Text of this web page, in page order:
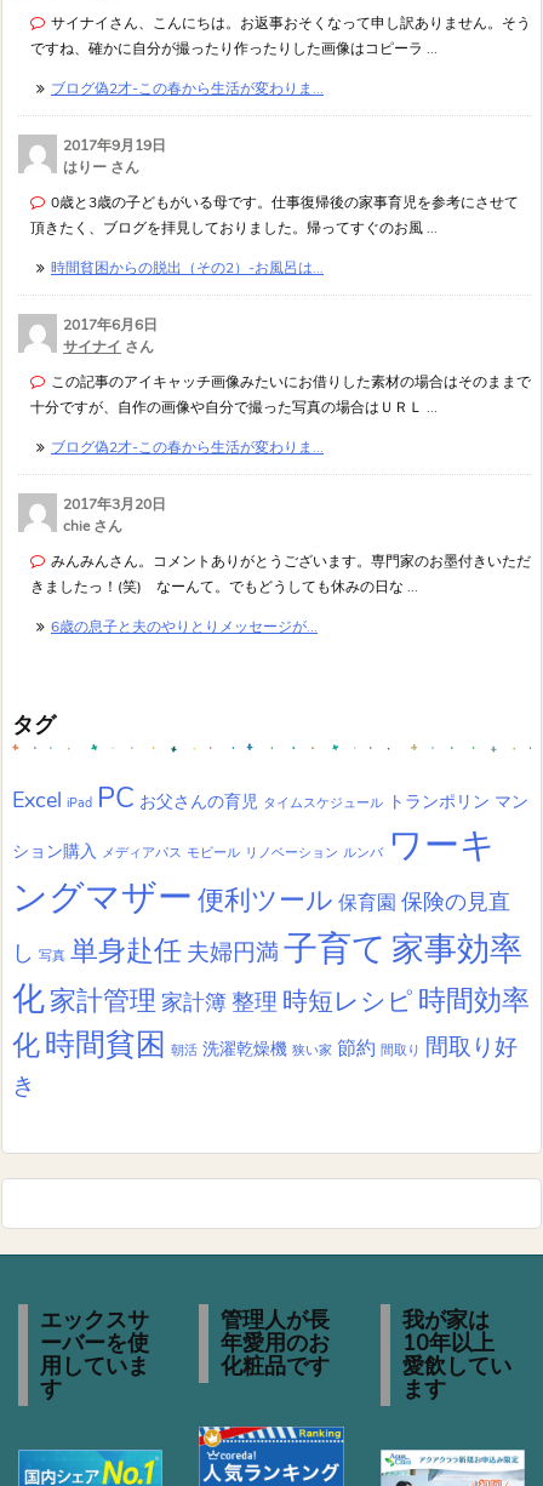
サイナイさん、こんにちは。お返事おそくなって申し訳ありません。そう
ですね、確かに自分が撮ったり作ったりした画像はコピーラ ...
ブログ偽2才-この春から生活が変わりま...
2017年9月19日
はりー さん
0歳と3歳の子どもがいる母です。仕事復帰後の家事育児を参考にさせて
頂きたく、ブログを拝見しておりました。帰ってすぐのお風 ...
時間貧困からの脱出（その2）-お風呂は...
2017年6月6日
サイナイ さん
この記事のアイキャッチ画像みたいにお借りした素材の場合はそのままで
十分ですが、自作の画像や自分で撮った写真の場合はＵＲＬ ...
ブログ偽2才-この春から生活が変わりま...
2017年3月20日
chie さん
みんみんさん。コメントありがとうございます。専門家のお墨付きいただ
きましたっ！(笑) なーんて。でもどうしても休みの日な ...
6歳の息子と夫のやりとりメッセージが...
タグ
Excel iPad PC お父さんの育児 タイムスケジュール トランポリン マン
ション購入 メディアパス モビール リノベーション ルンバ ワーキ
ングマザー 便利ツール 保育園 保険の見直
し 写真 単身赴任夫婦円満子育て 家事効率
化家計管理家計簿整理 時短レシピ 時間効率
化時間貧困 朝活 洗濯乾燥機 狭い家 節約 間取り 間取り好
き
エックスサ
ーバーを使
用していま
す
管理人が長
年愛用のお
化粧品です
我が家は
10年以上
愛飲してい
ます